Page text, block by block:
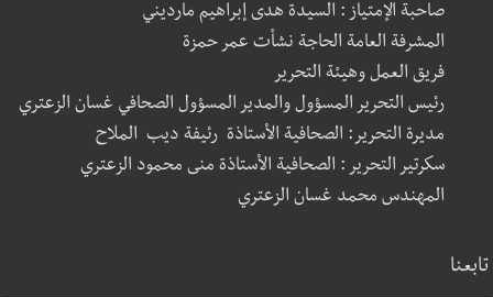
صاحبة الإمتياز : السيدة هدى إبراهيم مارديني
المشرفة العامة الحاجة نشأت عمر حمزة
فريق العمل وهيئة التحرير
رئيس التحرير المسؤول والمدير المسؤول الصحافي غسان الزعتري
مديرة التحرير: الصحافية الأستاذة رئيفة ديب الملاح
سكرتير التحرير : الصحافية الأستاذة منى محمود الزعتري
المهندس محمد غسان الزعتري
تابعنا